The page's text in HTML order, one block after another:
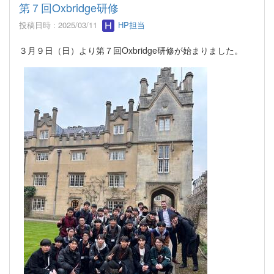
第７回Oxbridge研修
投稿日時 : 2025/03/11 HP担当
３月９日（日）より第７回Oxbridge研修が始まりました。